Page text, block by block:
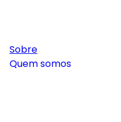
Sobre
Quem somos